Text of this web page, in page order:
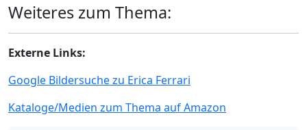
Weiteres zum Thema:
Externe Links:
Google Bildersuche zu Erica Ferrari
Kataloge/Medien zum Thema auf Amazon